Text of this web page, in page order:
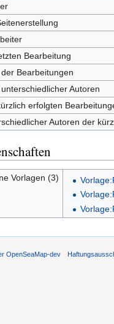
Bearbeitung
Bearbeitungen
Autoren
erfolgten
Autoren der
Vorlagen (3)
OpenSeaMap-dev